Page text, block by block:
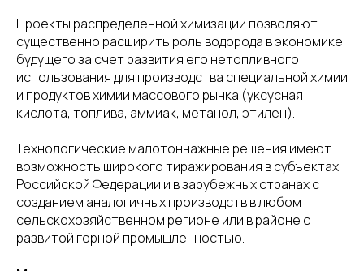
Проекты распределенной химизации позволяют
существенно расширить роль водорода в экономике
будущего за счет развития его нетопливного
использования для производства специальной химии
и продуктов химии массового рынка (уксусная
кислота, топлива, аммиак, метанол, этилен).
Технологические малотоннажные решения имеют
возможность широкого тиражирования в субъектах
Российской Федерации и в зарубежных странах с
созданием аналогичных производств в любом
сельскохозяйственном регионе или в районе с
развитой горной промышленностью.